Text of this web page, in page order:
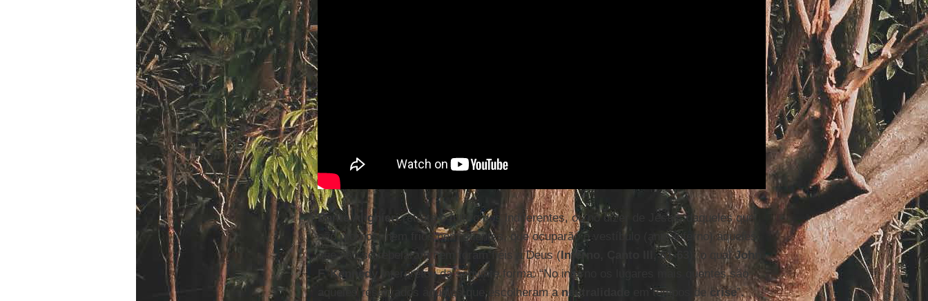
Dante Alighieriretrata o futuro dos indiferentes, ou no dizer de Jesus, daqueles que
são mornos, nem frios nem quentes, que ocuparão o vestíbulo (ante-inferno) aqueles
que não se rebelaram nem foram fiéis a Deus (Inferno, Canto III, 61-63 ), o qualJohn
F. Kennedy interpretou da seguinte forma: “No inferno os lugares mais quentes são
aqueles reservados àqueles que escolheram aneutralidade em tempos de crise”.